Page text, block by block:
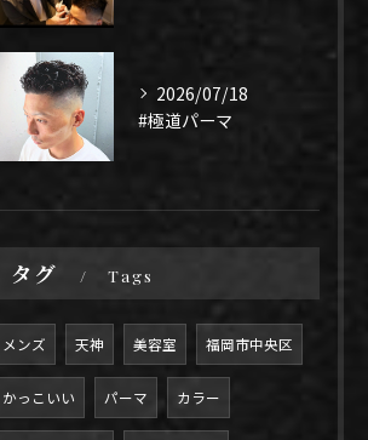
2026/07/18
#極道パーマ
タグ Tags
メンズ 天神 美容室 福岡市中央区
かっこいい パーマ カラー